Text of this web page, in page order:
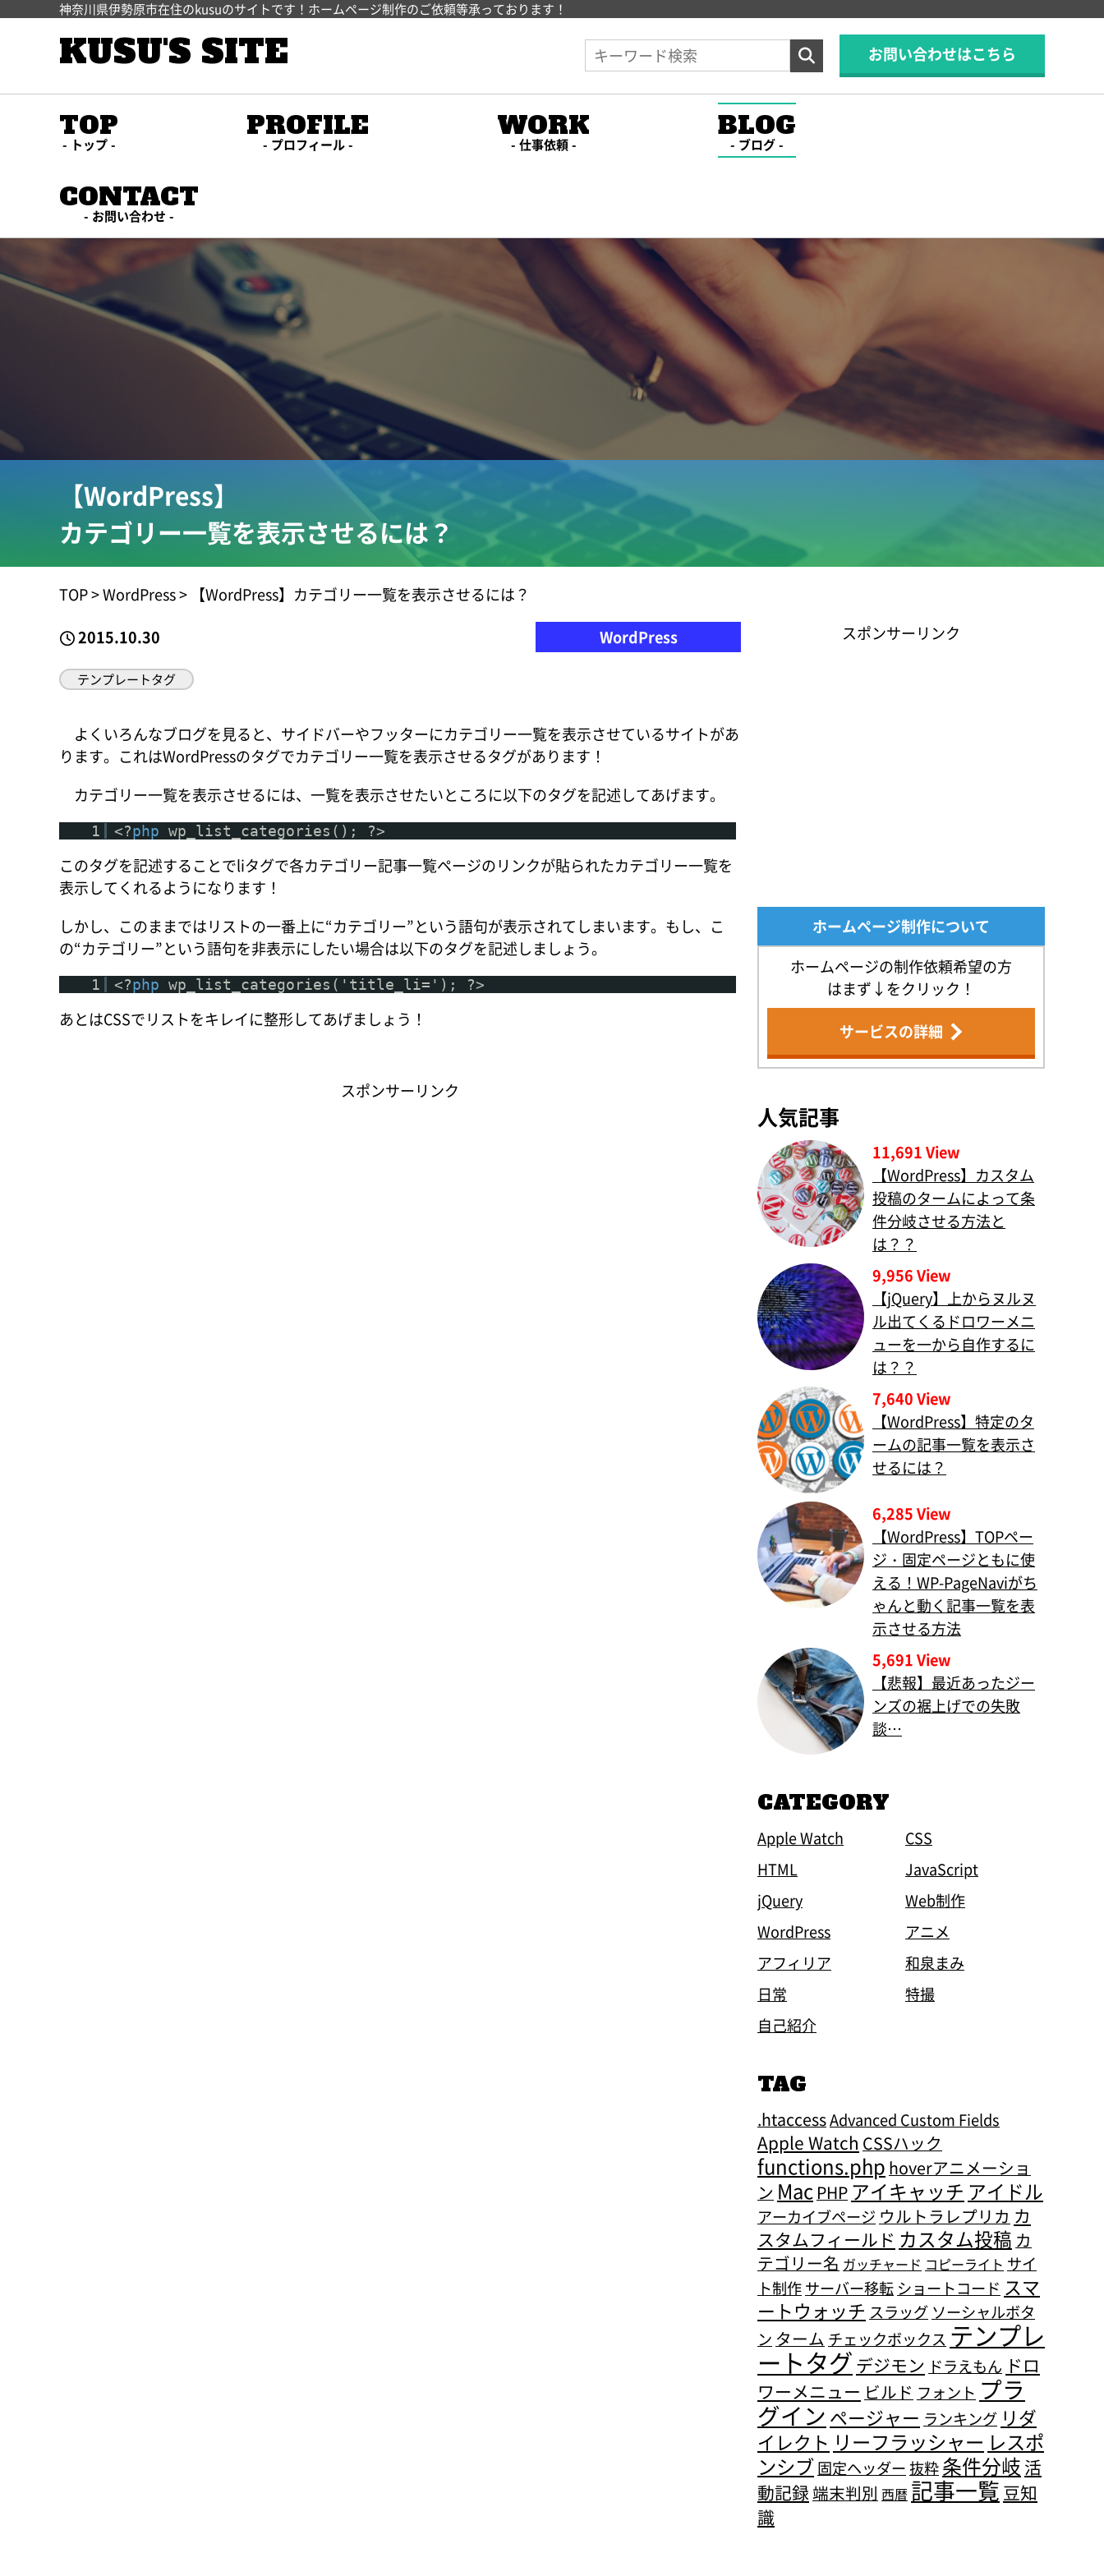
神奈川県伊勢原市在住のkusuのサイトです！ホームページ制作のご依頼等承っております！
KUSU'S SITE お問い合わせはこちら
TOP
トップ
PROFILE
プロフィール
WORK
仕事依頼
BLOG
ブログ
CONTACT
お問い合わせ
【WordPress】
カテゴリー一覧を表示させるには？
TOP>WordPress>
【WordPress】カテゴリー一覧を表示させるには？
2015.10.30
WordPress
テンプレートタグ
よくいろんなブログを見ると、サイドバーやフッターにカテゴリー一覧を表示させているサイトがあ
ります。これはWordPressのタグでカテゴリー一覧を表示させるタグがあります！
カテゴリー一覧を表示させるには、一覧を表示させたいところに以下のタグを記述してあげます。
1 <?php wp_list_categories(); ?>
このタグを記述することでliタグで各カテゴリー記事一覧ページのリンクが貼られたカテゴリー一覧を
表示してくれるようになります！
しかし、このままではリストの一番上に“カテゴリー”という語句が表示されてしまいます。もし、こ
の“カテゴリー”という語句を非表示にしたい場合は以下のタグを記述しましょう。
1 <?php wp_list_categories('title_li='); ?>
あとはCSSでリストをキレイに整形してあげましょう！
スポンサーリンク
スポンサーリンク
ホームページ制作について
ホームページの制作依頼希望の方
はまず↓をクリック！
サービスの詳細
人気記事
11,691 View
【WordPress】カスタム
投稿のタームによって条
件分岐させる方法と
は？？
9,956 View
【jQuery】上からヌルヌ
ル出てくるドロワーメニ
ューを一から自作するに
は？？
7,640 View
【WordPress】特定のタ
ームの記事一覧を表示さ
せるには？
6,285 View
【WordPress】TOPペー
ジ・固定ページともに使
える！WP-PageNaviがち
ゃんと動く記事一覧を表
示させる方法
5,691 View
【悲報】最近あったジー
ンズの裾上げでの失敗
談…
CATEGORY
Apple Watch
CSS
HTML
JavaScript
jQuery
Web制作
WordPress
アニメ
アフィリア
和泉まみ
日常
特撮
自己紹介
TAG
.htaccessAdvanced Custom Fields
Apple Watch CSSハック
functions.php hoverアニメーショ
ン Mac PHP アイキャッチ アイドル
アーカイブページ ウルトラレプリカ カ
スタムフィールド カスタム投稿 カ
テゴリー名 ガッチャード コピーライト サイ
ト制作サーバー移転 ショートコード スマ
ートウォッチ スラッグ ソーシャルボタ
ン ターム チェックボックス テンプレ
ートタグ デジモン ドラえもん ドロ
ワーメニュー ビルド フォント プラ
グイン ページャー ランキング リダ
イレクト リーフラッシャー レスポ
ンシブ固定ヘッダー抜粋条件分岐 活
動記録端末判別 西暦 記事一覧 豆知
識